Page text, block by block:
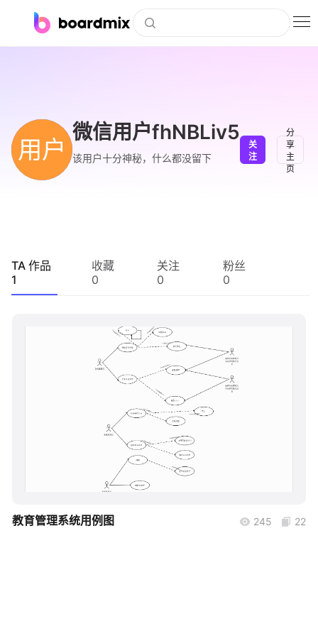
下载
会员
企业服务
知识分享社区
用户
微信用户fhNBLiv5
该用户十分神秘，什么都没留下
关
注
分
享
主
页
TA 作品
1
收藏
0
关注
0
粉丝
0
boardmix
教育管理系统用例图 245 22